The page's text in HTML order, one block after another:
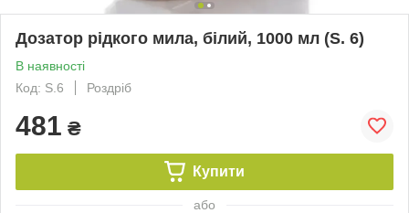
Дозатор рідкого мила, білий, 1000 мл (S. 6)
В наявності
Код: S.6
Роздріб
481 ₴
Купити
або